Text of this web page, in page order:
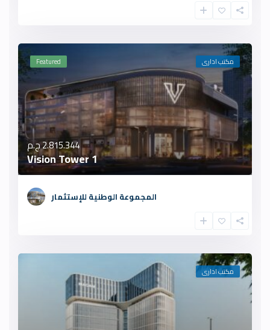
Featured مكتب ادارى
2.815.344 ج.م
Vision Tower 1
المجموعة الوطنية للإستثمار
مكتب ادارى